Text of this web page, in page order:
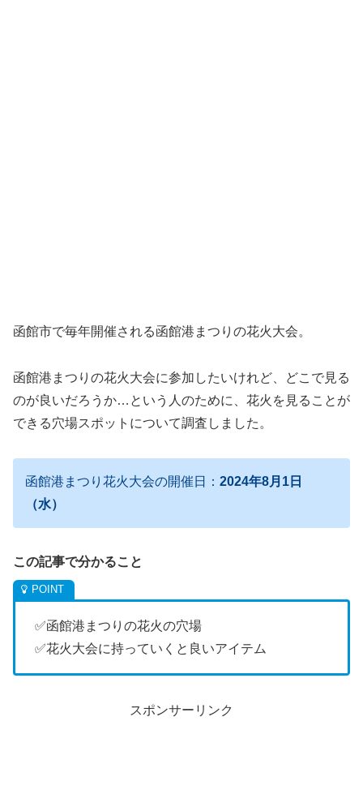
函館市で毎年開催される函館港まつりの花火大会。
函館港まつりの花火大会に参加したいけれど、どこで見る
のが良いだろうか…という人のために、花火を見ることが
できる穴場スポットについて調査しました。
函館港まつり花火大会の開催日： 2024年8月1日
（水）
この記事で分かること
✅函館港まつりの花火の穴場
✅花火大会に持っていくと良いアイテム
スポンサーリンク